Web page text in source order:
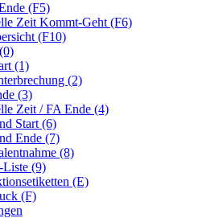
(F5)
Zeit Kommt-Geht (F6)
(F10)
(1)
(2)
(3)
Zeit / FA Ende (4)
Start (6)
Ende (7)
(8)
(9)
(E)
(F)